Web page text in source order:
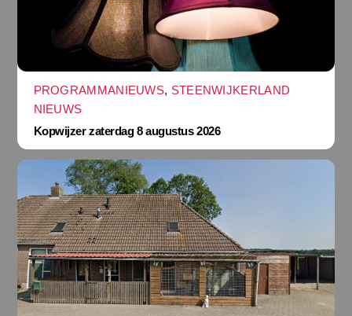
PROGRAMMANIEUWS, STEENWIJKERLAND
NIEUWS
Kopwijzer zaterdag 8 augustus 2026